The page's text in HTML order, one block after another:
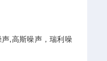
,高斯噪声，瑞利噪